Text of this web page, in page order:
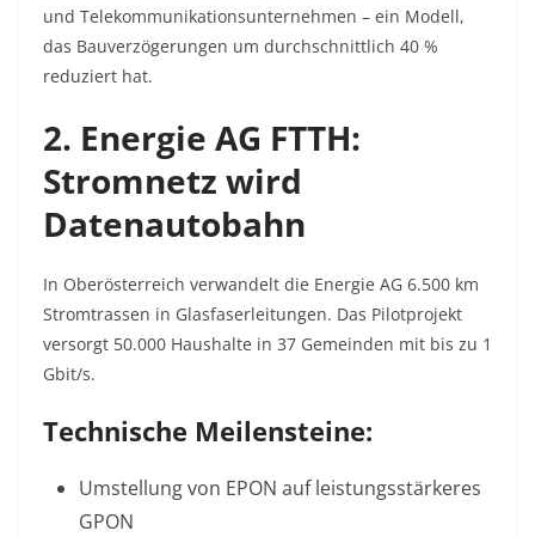
und Telekommunikationsunternehmen – ein Modell,
das Bauverzögerungen um durchschnittlich 40 %
reduziert hat.
2. Energie AG FTTH:
Stromnetz wird
Datenautobahn
In Oberösterreich verwandelt die Energie AG 6.500 km
Stromtrassen in Glasfaserleitungen. Das Pilotprojekt
versorgt 50.000 Haushalte in 37 Gemeinden mit bis zu 1
Gbit/s.
Technische Meilensteine:
Umstellung von EPON auf leistungsstärkeres
GPON